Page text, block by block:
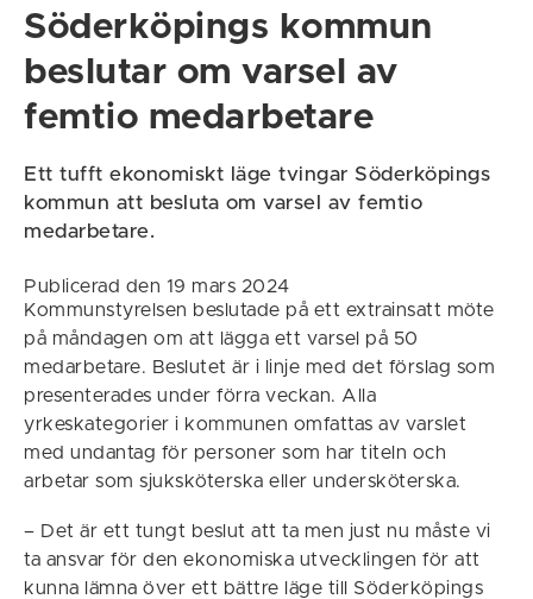
Söderköpings kommun
beslutar om varsel av
femtio medarbetare
Ett tufft ekonomiskt läge tvingar Söderköpings
kommun att besluta om varsel av femtio
medarbetare.
Publicerad den 19 mars 2024
Kommunstyrelsen beslutade på ett extrainsatt möte
på måndagen om att lägga ett varsel på 50
medarbetare. Beslutet är i linje med det förslag som
presenterades under förra veckan. Alla
yrkeskategorier i kommunen omfattas av varslet
med undantag för personer som har titeln och
arbetar som sjuksköterska eller undersköterska.
– Det är ett tungt beslut att ta men just nu måste vi
ta ansvar för den ekonomiska utvecklingen för att
kunna lämna över ett bättre läge till Söderköpings